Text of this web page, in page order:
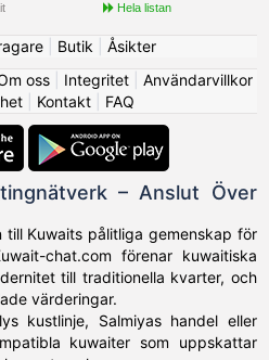
Hela listan
| Butik
Åsikter
oss| Integritet| Användarvillkor
| Kontakt| FAQ
– Anslut Över
till Kuwaits pålitliga gemenskap för
chat.com förenar kuwaitiska
till traditionella kvarter, och
värderingar.
kustlinje, Salmiyas handel eller
kuwaiter som uppskattar